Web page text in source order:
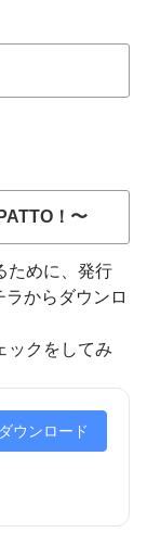
！〜
ために、発行
からダウンロ
ックをしてみ
ダウンロード